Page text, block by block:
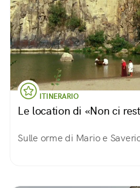
ITINERARIO
Le location di «Non ci
Sulle orme di Mario e